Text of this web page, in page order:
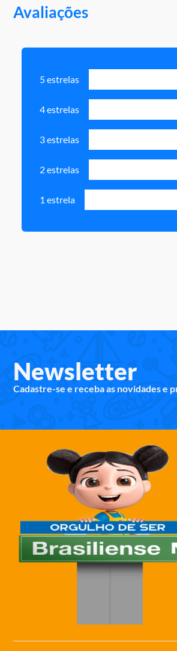
Avaliações
5 estrelas
4 estrelas
3 estrelas
2 estrelas
1 estrela
Newsletter
Cadastre-se e receba as novidades e